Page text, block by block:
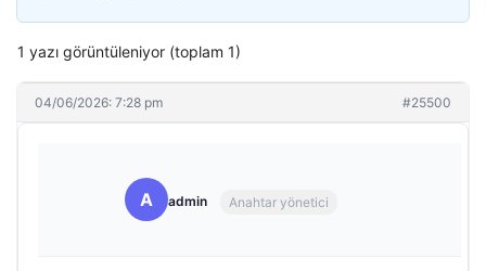
1 yazı görüntüleniyor (toplam 1)
04/06/2026: 7:28 pm #25500
A admin Anahtar yönetici